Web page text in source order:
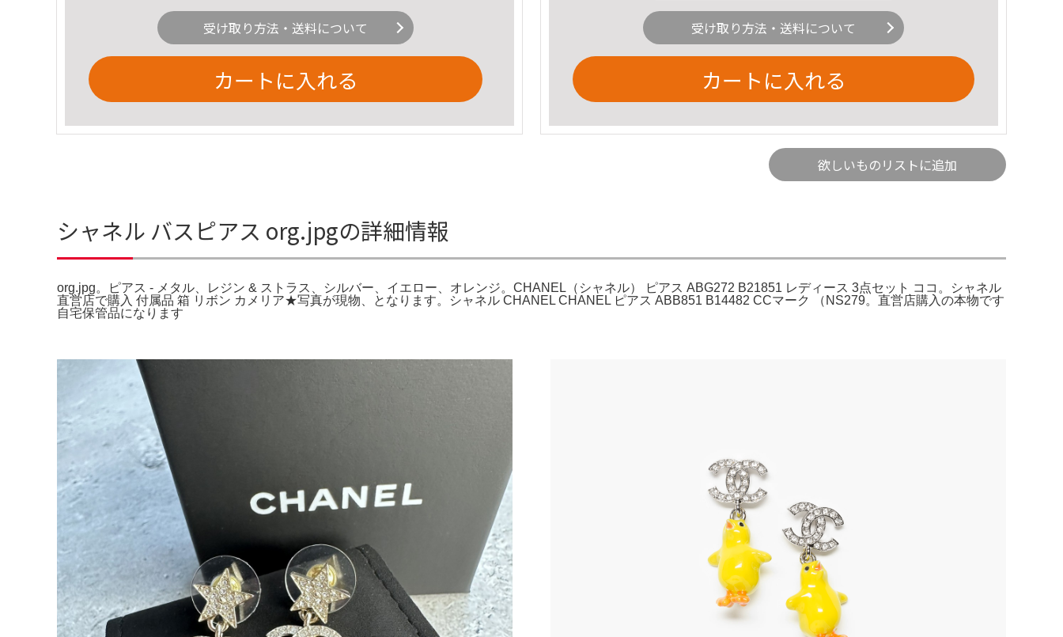
受け取り方法・送料について
カートに入れる
受け取り方法・送料について
カートに入れる
欲しいものリストに追加
シャネル バスピアス org.jpgの詳細情報
org.jpg。ピアス - メタル、レジン & ストラス、シルバー、イエロー、オレンジ。CHANEL（シャネル） ピアス ABG272 B21851 レディース 3点セット ココ。シャネル
直営店で購入 付属品 箱 リボン カメリア★写真が現物、となります。シャネル CHANEL CHANEL ピアス ABB851 B14482 CCマーク （NS279。直営店購入の本物です
自宅保管品になります